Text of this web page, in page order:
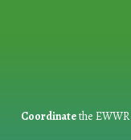
Coordinatethe EWWR